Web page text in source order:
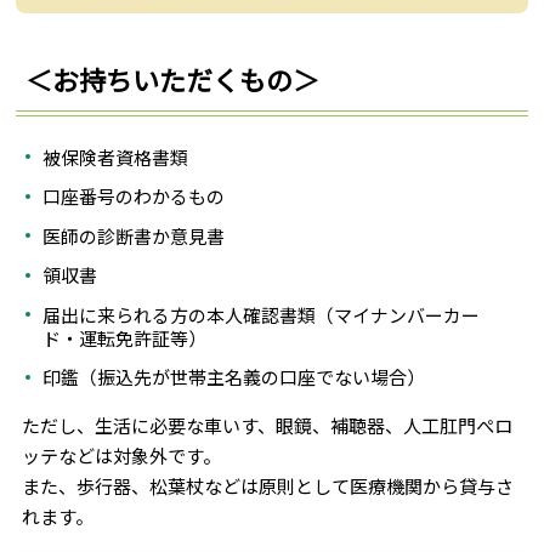
＜お持ちいただくもの＞
被保険者資格書類
口座番号のわかるもの
医師の診断書か意見書
領収書
届出に来られる方の本人確認書類（マイナンバーカー
ド・運転免許証等）
印鑑（振込先が世帯主名義の口座でない場合）
ただし、生活に必要な車いす、眼鏡、補聴器、人工肛門ぺロ
ッテなどは対象外です。
また、歩行器、松葉杖などは原則として医療機関から貸与さ
れます。